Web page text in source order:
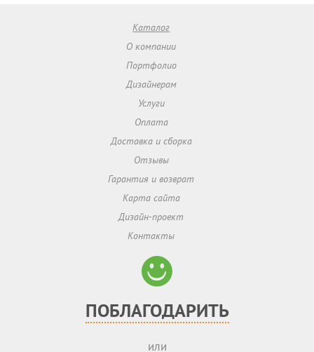
Каталог
О компании
Портфолио
Дизайнерам
Услуги
Оплата
Доставка и сборка
Отзывы
Гарантия и возврат
Карта сайта
Дизайн-проект
Контакты
ПОБЛАГОДАРИТЬ
или